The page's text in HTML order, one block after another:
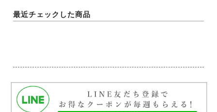
最近チェックした商品